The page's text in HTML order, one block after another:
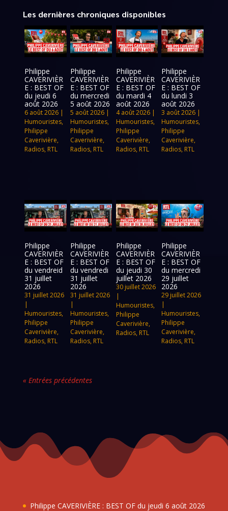
Les dernières chroniques disponibles
Philippe
CAVERIVIÈR
E : BEST OF
du jeudi 6
août 2026
6 août 2026 |
Humouristes,
Philippe
Caverivière,
Radios, RTL
Philippe
CAVERIVIÈR
E : BEST OF
du mercredi
5 août 2026
5 août 2026|
Humouristes,
Philippe
Caverivière,
Radios, RTL
Philippe
CAVERIVIÈR
E : BEST OF
du mardi 4
août 2026
4 août 2026|
Humouristes,
Philippe
Caverivière,
Radios, RTL
Philippe
CAVERIVIÈR
E : BEST OF
du lundi 3
août 2026
3 août 2026 |
Humouristes,
Philippe
Caverivière,
Radios, RTL
Philippe
CAVERIVIÈR
E : BEST OF
du vendreid
31 juillet
2026
31 juillet 2026
|
Humouristes,
Philippe
Caverivière,
Radios, RTL
Philippe
CAVERIVIÈR
E : BEST OF
du vendredi
31 juillet
2026
31 juillet 2026
|
Humouristes,
Philippe
Caverivière,
Radios, RTL
Philippe
CAVERIVIÈR
E : BEST OF
du jeudi 30
juillet 2026
30 juillet 2026
|
Humouristes,
Philippe
Caverivière,
Radios, RTL
Philippe
CAVERIVIÈR
E : BEST OF
du mercredi
29 juillet
2026
29 juillet 2026
|
Humouristes,
Philippe
Caverivière,
Radios, RTL
« Entrées précédentes
Philippe CAVERIVIÈRE : BEST OF du jeudi 6 août 2026